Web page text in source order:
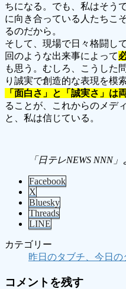
ちになる。でも、私はそう
に向き合っている人たちこ
るのだから。
そして、現場で日々格闘し
回のような出来事によって
も思う。むしろ、こうした
り誠実で創造的な表現を模
「面白さ」と「誠実さ」は
ることが、これからのメデ
と、私は信じている。
「日テレNEWS NNN」
Facebook
X
Bluesky
Threads
LINE
カテゴリー
昨日のタブチ、今日の
コメントを残す